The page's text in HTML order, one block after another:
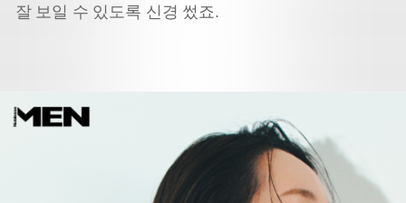
잘 보일 수 있도록 신경 썼죠.